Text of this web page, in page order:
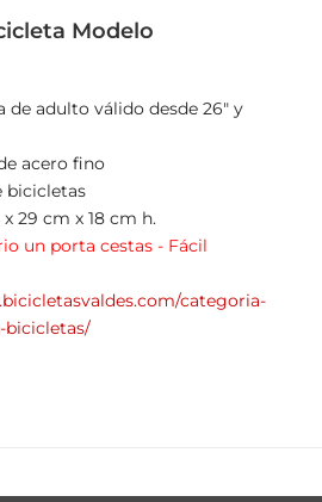
Modelo
de adulto válido desde 26" y
acero fino
bicicletas
29 cm x 18 cm h.
un porta cestas - Fácil
categoria-
bicicletas/